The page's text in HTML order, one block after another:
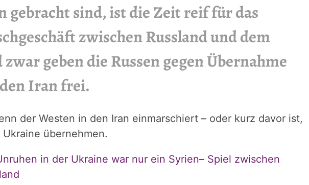
gebracht sind, ist die Zeit reif für das
zwischen Russland und dem
geben die Russen gegen Übernahme
Iran frei.
der Westen in den Iran einmarschiert – oder kurz davor ist,
übernehmen.
in der Ukraine war nur ein Syrien– Spiel zwischen